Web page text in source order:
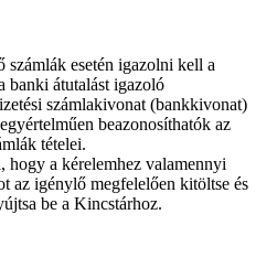
számlák esetén igazolni kell a
banki átutalást igazoló
számlakivonat (bankkivonat)
beazonosíthatók az
tételei.
hogy a kérelemhez valamennyi
az igénylő megfelelően kitöltse és
be a Kincstárhoz.